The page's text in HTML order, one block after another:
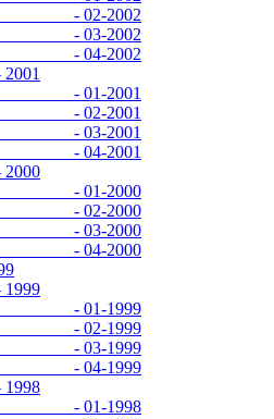
2002
2002
2002
2001
2001
2001
2001
2000
2000
2000
2000
1999
1999
1999
1999
1998